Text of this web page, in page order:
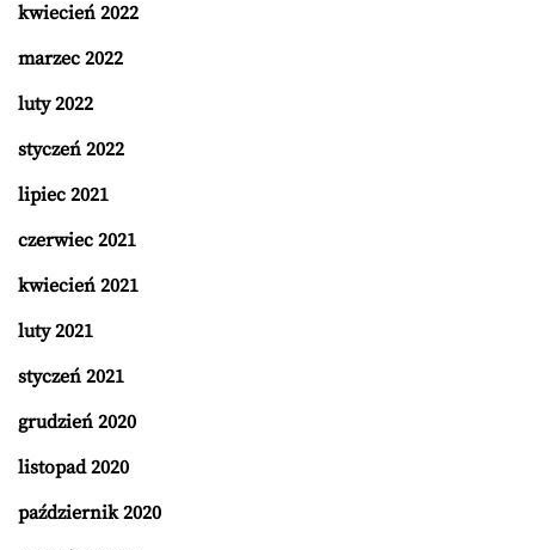
kwiecień 2022
marzec 2022
luty 2022
styczeń 2022
lipiec 2021
czerwiec 2021
kwiecień 2021
luty 2021
styczeń 2021
grudzień 2020
listopad 2020
październik 2020